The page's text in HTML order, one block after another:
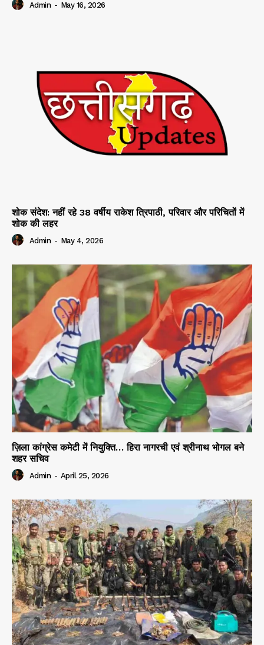
Admin - May 16, 2026
शोक संदेश: नहीं रहे 38 वर्षीय राकेश त्रिपाठी, परिवार और परिचितों में
शोक की लहर
Admin - May 4, 2026
ज़िला कांग्रेस कमेटी में नियुक्ति… हिरा नागरची एवं श्रीनाथ भोगल बने
शहर सचिव
Admin - April 25, 2026